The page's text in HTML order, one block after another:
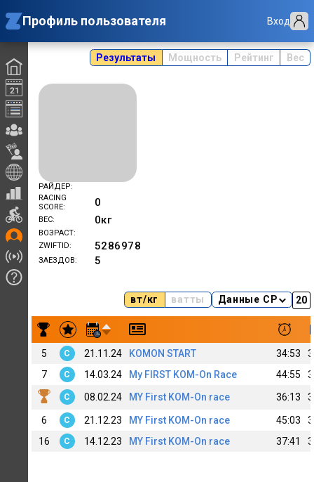
Профиль пользователя Вход
Результаты Мощность Рейтинг Вес
РАЙДЕР
RACING
SCORE
0
ВЕС 0кг
ВОЗРАСТ
ZWIFTID
5286978
ЗАЕЗДОВ 5
вт/кг ватты Данные CP
Результаты заездов Igor Aeri
5 C 21.11.24 KOMON START 34:53
7
C 14.03.24 My FIRST KOM-On Race 44:55
C 08.02.24 MY First KOM-On race 36:13
6 C 21.12.23 MY First KOM-On race 45:03
16
C 14.12.23 MY First KOM-On race 37:41